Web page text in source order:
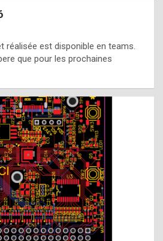
t
t
e
b
e
s
t
p
h
o
n
réalisée est disponible en teams.
que pour les prochaines